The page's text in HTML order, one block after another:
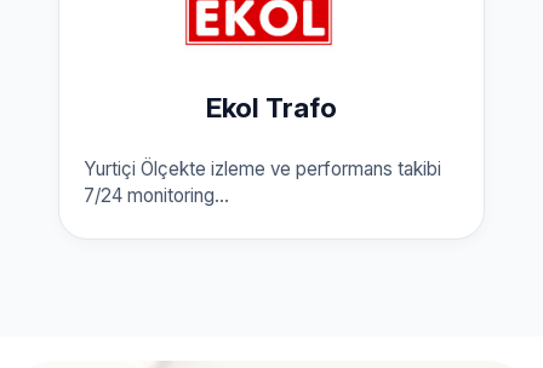
Ekol Trafo
Yurtiçi Ölçekte izleme ve performans takibi
7/24 monitoring...